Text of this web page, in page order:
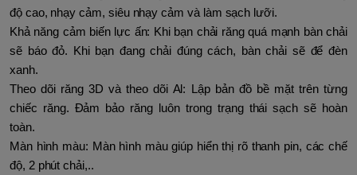
độ cao, nhạy cảm, siêu nhạy cảm và làm sạch lưỡi.
Khả năng cảm biến lực ấn: Khi bạn chải răng quá mạnh bàn chải
sẽ báo đỏ. Khi bạn đang chải đúng cách, bàn chải sẽ để đèn
xanh.
Theo dõi răng 3D và theo dõi Al: Lập bản đồ bề mặt trên từng
chiếc răng. Đảm bảo răng luôn trong trạng thái sạch sẽ hoàn
toàn.
Màn hình màu: Màn hình màu giúp hiển thị rõ thanh pin, các chế
độ, 2 phút chải,..